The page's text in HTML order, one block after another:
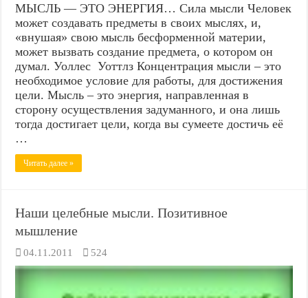
МЫСЛЬ — ЭТО ЭНЕРГИЯ… Сила мысли Человек
может создавать предметы в своих мыслях, и,
«внушая» свою мысль бесформенной материи,
может вызвать создание предмета, о котором он
думал. Уоллес Уоттлз Концентрация мысли – это
необходимое условие для работы, для достижения
цели. Мысль – это энергия, направленная в
сторону осуществления задуманного, и она лишь
тогда достигает цели, когда вы сумеете достичь её
…
Читать далее »
Наши целебные мысли. Позитивное
мышление
04.11.2011 524